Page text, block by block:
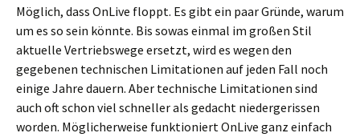
Möglich, dass OnLive floppt. Es gibt ein paar Gründe, warum
um es so sein könnte. Bis sowas einmal im großen Stil
aktuelle Vertriebswege ersetzt, wird es wegen den
gegebenen technischen Limitationen auf jeden Fall noch
einige Jahre dauern. Aber technische Limitationen sind
auch oft schon viel schneller als gedacht niedergerissen
worden. Möglicherweise funktioniert OnLive ganz einfach